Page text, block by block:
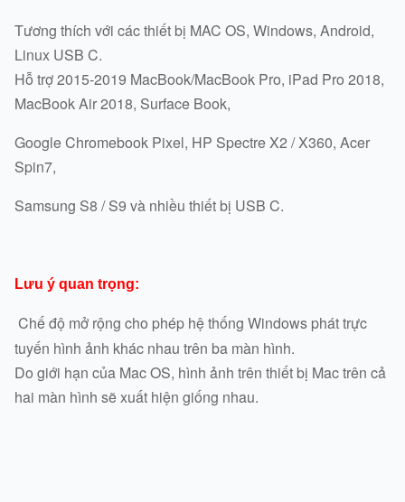
Tương thích với các thiết bị MAC OS, Windows, Android,
Linux USB C.
Hỗ trợ 2015-2019 MacBook/MacBook Pro, iPad Pro 2018,
MacBook Air 2018, Surface Book,
Google Chromebook Pixel, HP Spectre X2 / X360, Acer
Spin7,
Samsung S8 / S9 và nhiều thiết bị USB C.
Lưu ý quan trọng:
Chế độ mở rộng cho phép hệ thống Windows phát trực
tuyến hình ảnh khác nhau trên ba màn hình.
Do giới hạn của Mac OS, hình ảnh trên thiết bị Mac trên cả
hai màn hình sẽ xuất hiện giống nhau.